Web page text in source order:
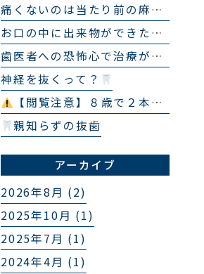
痛くないのは当たり前の麻酔
お口の中に出来物ができた？
歯医者への恐怖心で治療ができない…
神経を抜くって？
【閲覧注意】８歳で２本の埋伏過剰歯
親知らずの抜歯
アーカイブ
2026年8月 (2)
2025年10月 (1)
2025年7月 (1)
2024年4月 (1)